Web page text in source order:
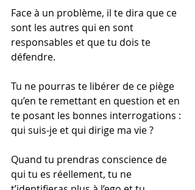
Face à un problème, il te dira que ce
sont les autres qui en sont
responsables et que tu dois te
défendre.
Tu ne pourras te libérer de ce piège
qu’en te remettant en question et en
te posant les bonnes interrogations :
qui suis-je et qui dirige ma vie ?
Quand tu prendras conscience de
qui tu es réellement, tu ne